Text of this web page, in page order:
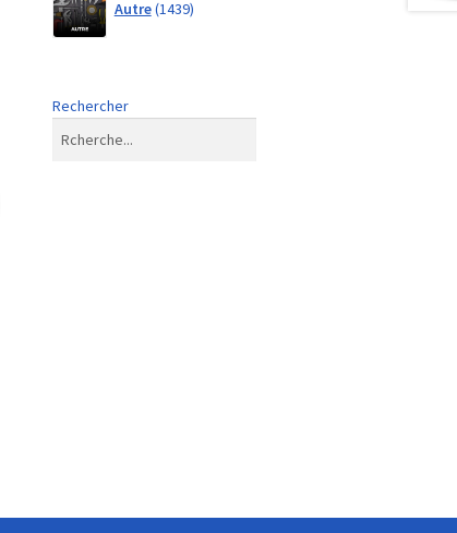
Autre 1439products
Rechercher